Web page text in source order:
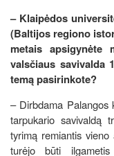
– Klaipėdos
(Baltijos regiono
metais apsigynėte
valsčiaus savivalda
temą pasirinkote?
– Dirbdama Palangos
tarpukario savivaldą
tyrimą remiantis
turėjo būti